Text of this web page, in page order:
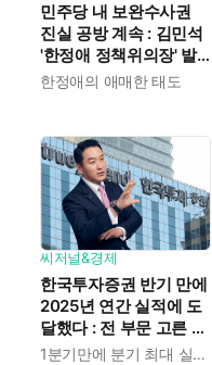
민주당 내 보완수사권
진실 공방 계속 : 김민석
'한정애 정책위의장' 발
언 근거로 내세우자 사
한정애의 애매한 태도
씨저널&경제
한국투자증권 반기 만에
2025년 연간 실적에 도
달했다 : 전 부문 고른 성
장으로 상반기 영업이익1분기만에 분기 최대 실적 경신